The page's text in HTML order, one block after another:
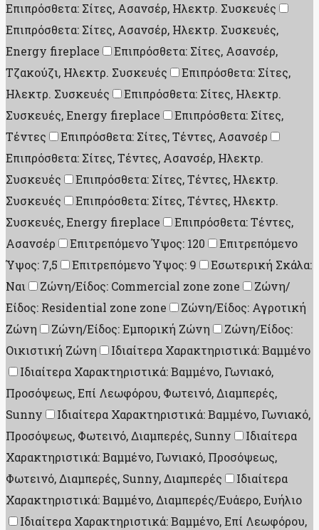
Επιπρόσθετα: Σίτες, Ασανσέρ, Ηλεκτρ. Συσκευές
Επιπρόσθετα: Σίτες, Ασανσέρ, Ηλεκτρ. Συσκευές,
Energy fireplace
Επιπρόσθετα: Σίτες, Ασανσέρ,
Τζακούζι, Ηλεκτρ. Συσκευές
Επιπρόσθετα: Σίτες,
Ηλεκτρ. Συσκευές
Επιπρόσθετα: Σίτες, Ηλεκτρ.
Συσκευές, Energy fireplace
Επιπρόσθετα: Σίτες,
Τέντες
Επιπρόσθετα: Σίτες, Τέντες, Ασανσέρ
Επιπρόσθετα: Σίτες, Τέντες, Ασανσέρ, Ηλεκτρ.
Συσκευές
Επιπρόσθετα: Σίτες, Τέντες, Ηλεκτρ.
Συσκευές
Επιπρόσθετα: Σίτες, Τέντες, Ηλεκτρ.
Συσκευές, Energy fireplace
Επιπρόσθετα: Τέντες,
Ασανσέρ
Επιτρεπόμενο Ύψος: 120
Επιτρεπόμενο
Ύψος: 7,5
Επιτρεπόμενο Ύψος: 9
Εσωτερική Σκάλα:
Ναι
Ζώνη/Είδος: Commercial zone zone
Ζώνη/
Είδος: Residential zone zone
Ζώνη/Είδος: Αγροτική
Ζώνη
Ζώνη/Είδος: Εμπορική Ζώνη
Ζώνη/Είδος:
Οικιστική Ζώνη
Ιδιαίτερα Χαρακτηριστικά: Βαμμένο
Ιδιαίτερα Χαρακτηριστικά: Βαμμένο, Γωνιακό,
Προσόψεως, Επί Λεωφόρου, Φωτεινό, Διαμπερές,
Sunny
Ιδιαίτερα Χαρακτηριστικά: Βαμμένο, Γωνιακό,
Προσόψεως, Φωτεινό, Διαμπερές, Sunny
Ιδιαίτερα
Χαρακτηριστικά: Βαμμένο, Γωνιακό, Προσόψεως,
Φωτεινό, Διαμπερές, Sunny, Διαμπερές
Ιδιαίτερα
Χαρακτηριστικά: Βαμμένο, Διαμπερές/Ευάερο, Ευήλιο
Ιδιαίτερα Χαρακτηριστικά: Βαμμένο, Επί Λεωφόρου,